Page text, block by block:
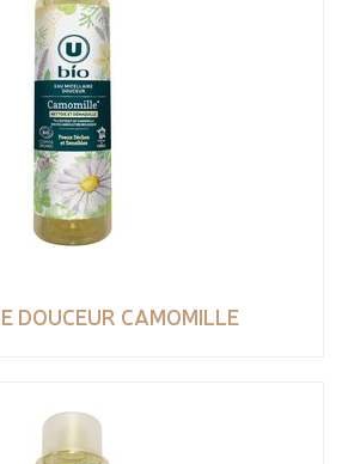
DOUCEUR CAMOMILLE